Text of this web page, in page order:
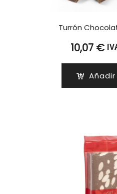
Turrón
10,07 €